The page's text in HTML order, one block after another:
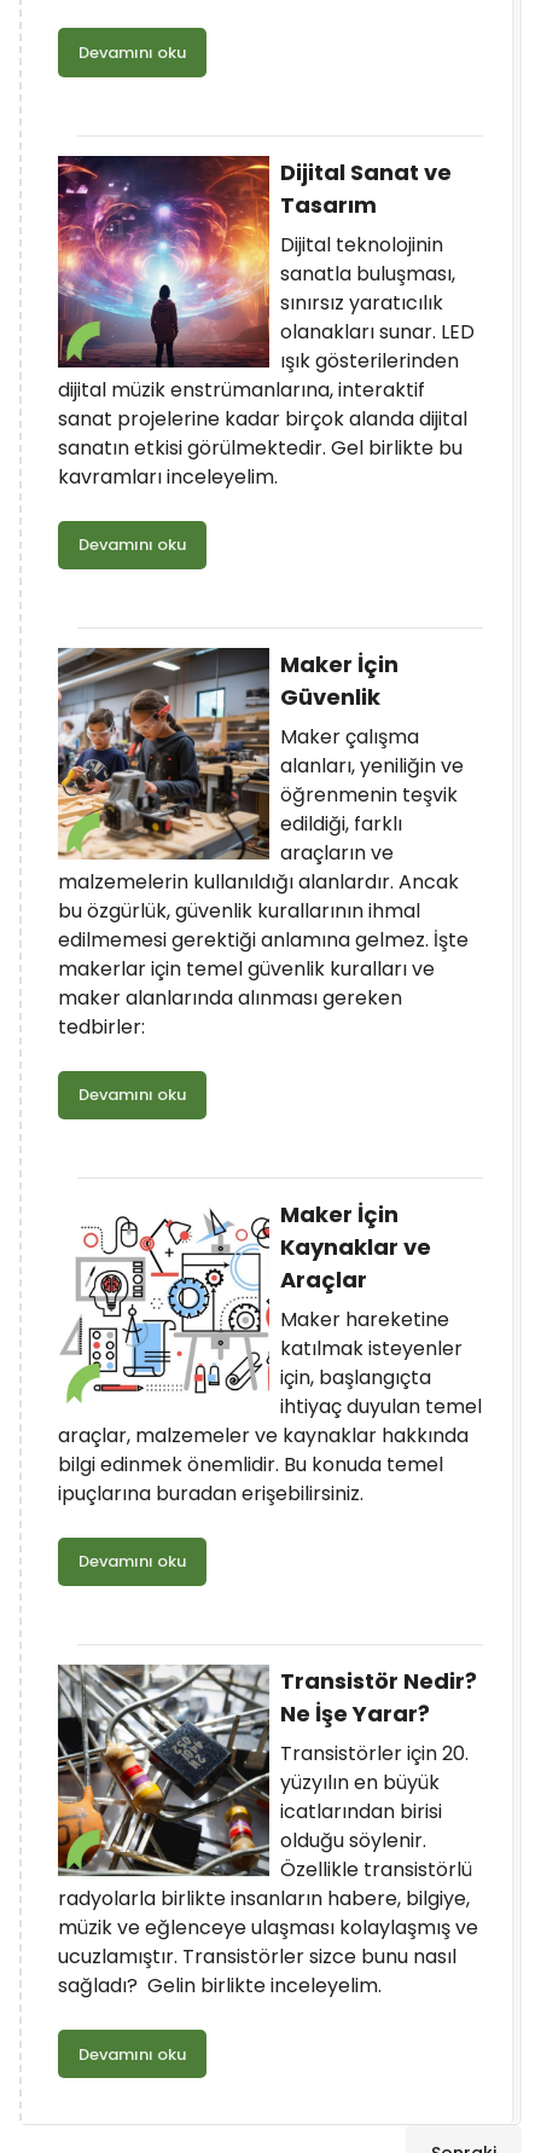
Devamını oku
Dijital Sanat ve
Tasarım
Dijital teknolojinin
sanatla buluşması,
sınırsız yaratıcılık
olanakları sunar. LED
ışık gösterilerinden
dijital müzik enstrümanlarına, interaktif
sanat projelerine kadar birçok alanda dijital
sanatın etkisi görülmektedir. Gel birlikte bu
kavramları inceleyelim.
Devamını oku
Maker İçin
Güvenlik
Maker çalışma
alanları, yeniliğin ve
öğrenmenin teşvik
edildiği, farklı
araçların ve
malzemelerin kullanıldığı alanlardır. Ancak
bu özgürlük, güvenlik kurallarının ihmal
edilmemesi gerektiği anlamına gelmez. İşte
makerlar için temel güvenlik kuralları ve
maker alanlarında alınması gereken
tedbirler:
Devamını oku
Maker İçin
Kaynaklar ve
Araçlar
Maker hareketine
katılmak isteyenler
için, başlangıçta
ihtiyaç duyulan temel
araçlar, malzemeler ve kaynaklar hakkında
bilgi edinmek önemlidir. Bu konuda temel
ipuçlarına buradan erişebilirsiniz.
Devamını oku
Transistör Nedir?
Ne İşe Yarar?
Transistörler için 20.
yüzyılın en büyük
icatlarından birisi
olduğu söylenir.
Özellikle transistörlü
radyolarla birlikte insanların habere, bilgiye,
müzik ve eğlenceye ulaşması kolaylaşmış ve
ucuzlamıştır. Transistörler sizce bunu nasıl
sağladı? Gelin birlikte inceleyelim.
Devamını oku